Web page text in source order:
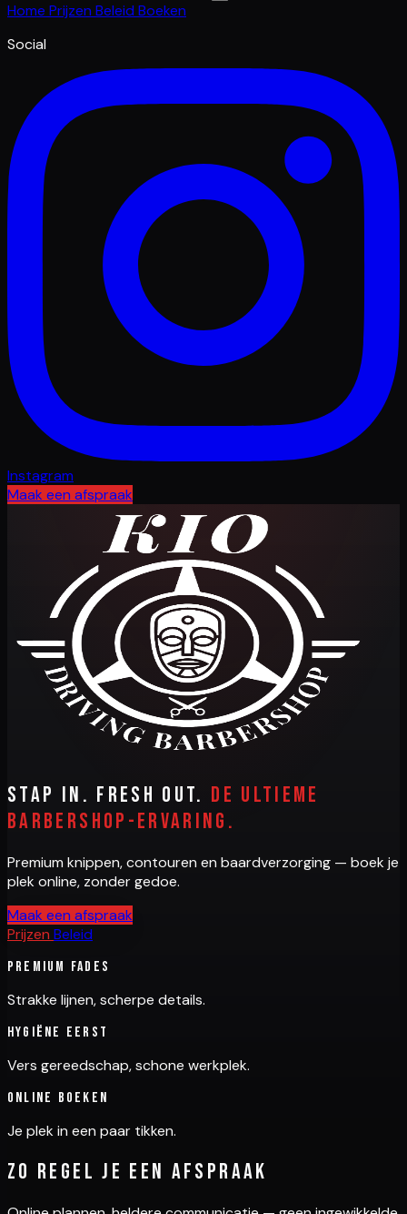
Home Prijzen Beleid Boeken
Social
Instagram
Maak een afspraak
Stap in. Fresh out. De ultieme
barbershop-ervaring.
Premium knippen, contouren en baardverzorging — boek je
plek online, zonder gedoe.
Maak een afspraak
Prijzen Beleid
Premium fades
Strakke lijnen, scherpe details.
Hygiëne eerst
Vers gereedschap, schone werkplek.
Online boeken
Je plek in een paar tikken.
Zo regel je een afspraak